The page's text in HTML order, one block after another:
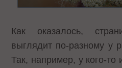
Как оказалось,
выглядит по-разному у
Так, например, у кого-то